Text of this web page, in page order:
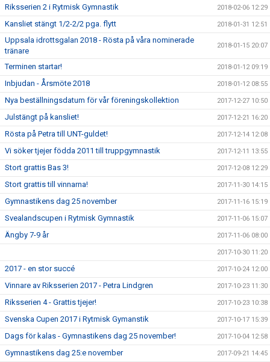
Riksserien 2 i Rytmisk Gymnastik 2018-02-06 12:29
Kansliet stängt 1/2-2/2 pga. flytt 2018-01-31 12:51
Uppsala idrottsgalan 2018 - Rösta på våra nominerade
tränare
2018-01-15 20:07
Terminen startar! 2018-01-12 09:19
Inbjudan - Årsmöte 2018 2018-01-12 08:55
Nya beställningsdatum för vår föreningskollektion 2017-12-27 10:50
Julstängt på kansliet! 2017-12-21 16:20
Rösta på Petra till UNT-guldet! 2017-12-14 12:08
Vi söker tjejer födda 2011 till truppgymnastik 2017-12-11 13:55
Stort grattis Bas 3! 2017-12-08 12:29
Stort grattis till vinnarna! 2017-11-30 14:15
Gymnastikens dag 25 november 2017-11-16 15:19
Svealandscupen i Rytmisk Gymnastik 2017-11-06 15:07
Ängby 7-9 år 2017-11-06 08:00
2017-10-30 11:20
2017 - en stor succé 2017-10-24 12:00
Vinnare av Riksserien 2017 - Petra Lindgren 2017-10-23 11:30
Riksserien 4 - Grattis tjejer! 2017-10-23 10:38
Svenska Cupen 2017 i Rytmisk Gymanstik 2017-10-17 15:39
Dags för kalas - Gymnastikens dag 25 november! 2017-10-04 12:58
Gymnastikens dag 25:e november 2017-09-21 14:45